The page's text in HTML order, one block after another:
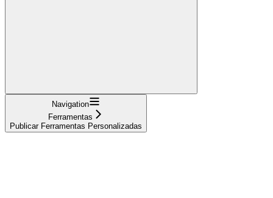
Navigation
Ferramentas
Publicar Ferramentas Personalizadas